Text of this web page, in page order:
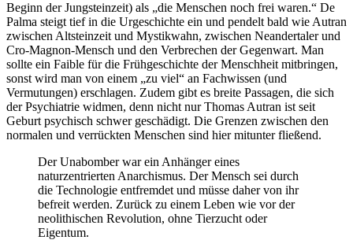
Beginn der Jungsteinzeit) als „die Menschen noch frei waren.“ De
Palma steigt tief in die Urgeschichte ein und pendelt bald wie Autran
zwischen Altsteinzeit und Mystikwahn, zwischen Neandertaler und
Cro-Magnon-Mensch und den Verbrechen der Gegenwart. Man
sollte ein Faible für die Frühgeschichte der Menschheit mitbringen,
sonst wird man von einem „zu viel“ an Fachwissen (und
Vermutungen) erschlagen. Zudem gibt es breite Passagen, die sich
der Psychiatrie widmen, denn nicht nur Thomas Autran ist seit
Geburt psychisch schwer geschädigt. Die Grenzen zwischen den
normalen und verrückten Menschen sind hier mitunter fließend.
Der Unabomber war ein Anhänger eines
naturzentrierten Anarchismus. Der Mensch sei durch
die Technologie entfremdet und müsse daher von ihr
befreit werden. Zurück zu einem Leben wie vor der
neolithischen Revolution, ohne Tierzucht oder
Eigentum.